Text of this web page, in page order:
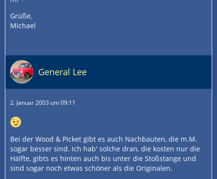
Grüße,
Michael
General Lee
2. Januar 2003 um 09:11
Bei der Wood & Picket gibt es auch Nachbauten, die m.M.
sogar besser sind. Ich hab' solche dran, die kosten nur die
Hälfte, gibts es hinten auch bis unter die Stoßstange und
sind sogar noch etwas schöner als die Originalen.